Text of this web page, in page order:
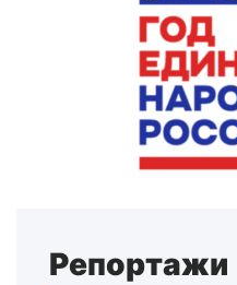
Репортажи